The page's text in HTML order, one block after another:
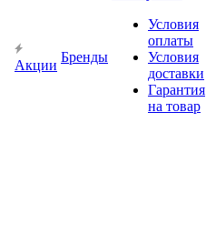
Акции
Бренды
Условия
оплаты
Условия
доставки
Гарантия
на товар